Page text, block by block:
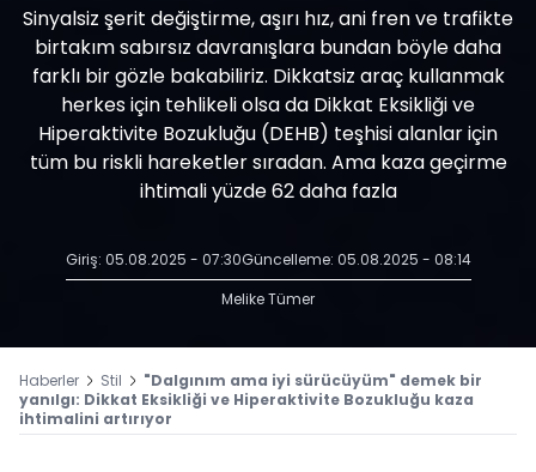
Sinyalsiz şerit değiştirme, aşırı hız, ani fren ve trafikte
birtakım sabırsız davranışlara bundan böyle daha
farklı bir gözle bakabiliriz. Dikkatsiz araç kullanmak
herkes için tehlikeli olsa da Dikkat Eksikliği ve
Hiperaktivite Bozukluğu (DEHB) teşhisi alanlar için
tüm bu riskli hareketler sıradan. Ama kaza geçirme
ihtimali yüzde 62 daha fazla
Giriş: 05.08.2025 - 07:30Güncelleme: 05.08.2025 - 08:14
Melike Tümer
Haberler Stil
"Dalgınım ama iyi sürücüyüm" demek bir
yanılgı: Dikkat Eksikliği ve Hiperaktivite Bozukluğu kaza
ihtimalini artırıyor